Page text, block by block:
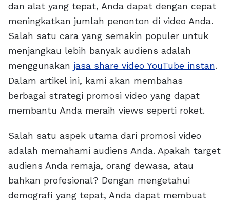
dan alat yang tepat, Anda dapat dengan cepat
meningkatkan jumlah penonton di video Anda.
Salah satu cara yang semakin populer untuk
menjangkau lebih banyak audiens adalah
menggunakan jasa share video YouTube instan.
Dalam artikel ini, kami akan membahas
berbagai strategi promosi video yang dapat
membantu Anda meraih views seperti roket.
Salah satu aspek utama dari promosi video
adalah memahami audiens Anda. Apakah target
audiens Anda remaja, orang dewasa, atau
bahkan profesional? Dengan mengetahui
demografi yang tepat, Anda dapat membuat